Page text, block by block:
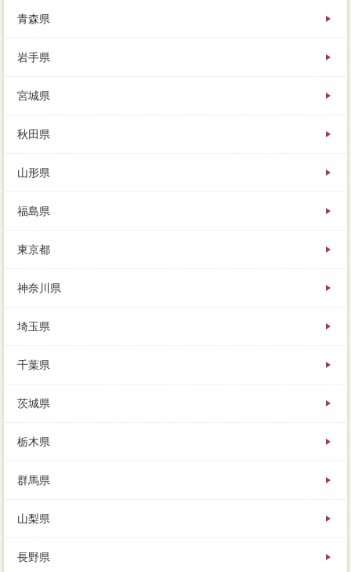
青森県
岩手県
宮城県
秋田県
山形県
福島県
東京都
神奈川県
埼玉県
千葉県
茨城県
栃木県
群馬県
山梨県
長野県